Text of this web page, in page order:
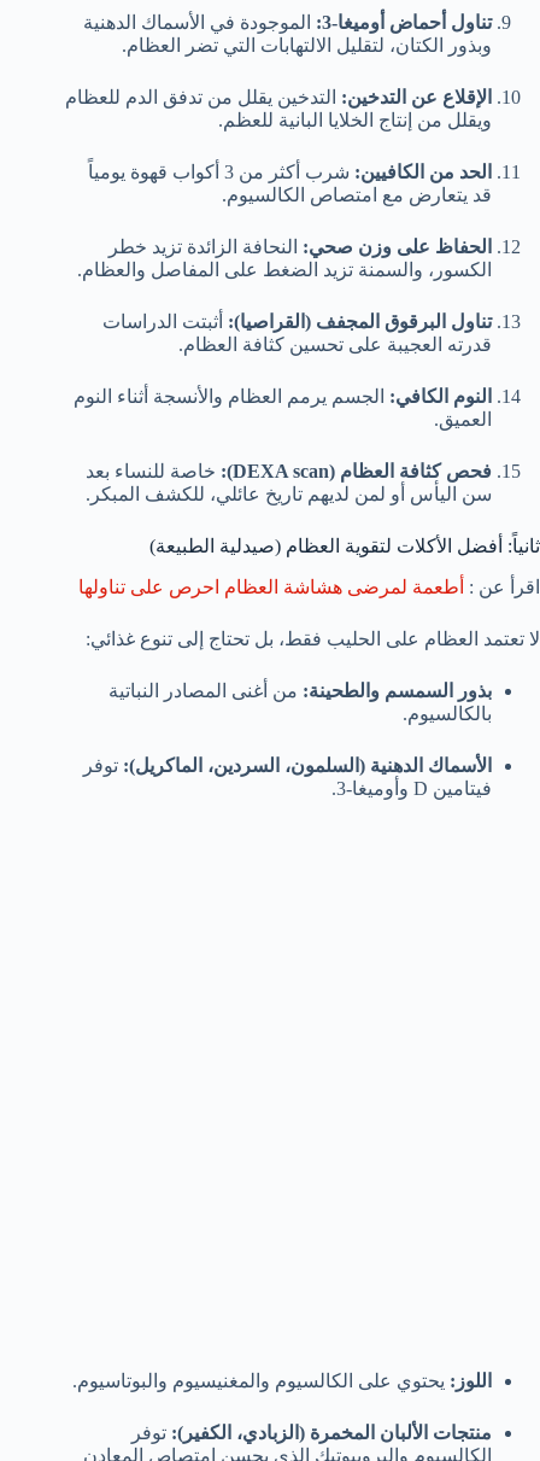
تناول أحماض أوميغا-3:
الموجودة في الأسماك الدهنية
وبذور الكتان، لتقليل الالتهابات التي تضر العظام.
الإقلاع عن التدخين: التدخين يقلل من تدفق الدم للعظام
ويقلل من إنتاج الخلايا البانية للعظم.
الحد من الكافيين:
شرب أكثر من 3 أكواب قهوة يومياً
قد يتعارض مع امتصاص الكالسيوم.
الحفاظ على وزن صحي: النحافة الزائدة تزيد خطر
الكسور، والسمنة تزيد الضغط على المفاصل والعظام.
تناول البرقوق المجفف (القراصيا): أثبتت الدراسات
قدرته العجيبة على تحسين كثافة العظام.
النوم الكافي: الجسم يرمم العظام والأنسجة أثناء النوم
العميق.
فحص كثافة العظام (DEXA scan):
خاصة للنساء بعد
سن اليأس أو لمن لديهم تاريخ عائلي، للكشف المبكر.
ثانياً: أفضل الأكلات لتقوية العظام (صيدلية الطبيعة)
اقرأ عن : أطعمة لمرضى هشاشة العظام احرص على تناولها
لا تعتمد العظام على الحليب فقط، بل تحتاج إلى تنوع غذائي:
بذور السمسم والطحينة: من أغنى المصادر النباتية
بالكالسيوم.
الأسماك الدهنية (السلمون، السردين، الماكريل): توفر
فيتامين D وأوميغا-3.
اللوز: يحتوي على الكالسيوم والمغنيسيوم والبوتاسيوم.
منتجات الألبان المخمرة (الزبادي، الكفير): توفر
الكالسيوم والبروبيوتيك الذي يحسن امتصاص المعادن